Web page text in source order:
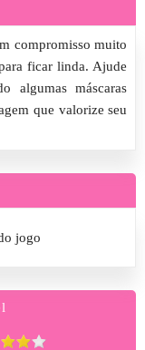
compromisso muito
ficar linda. Ajude
algumas máscaras
que valorize seu
jogo